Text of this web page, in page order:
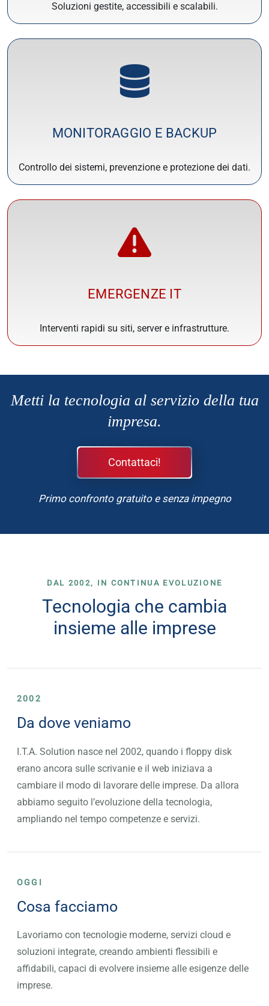
Soluzioni gestite, accessibili e scalabili.
MONITORAGGIO E BACKUP
Controllo dei sistemi, prevenzione e protezione dei dati.
EMERGENZE IT
Interventi rapidi su siti, server e infrastrutture.
Metti la tecnologia al servizio della tua
impresa.
Contattaci!
Primo confronto gratuito e senza impegno
DAL 2002, IN CONTINUA EVOLUZIONE
Tecnologia che cambia
insieme alle imprese
2002
Da dove veniamo
I.T.A. Solution nasce nel 2002, quando i floppy disk
erano ancora sulle scrivanie e il web iniziava a
cambiare il modo di lavorare delle imprese. Da allora
abbiamo seguito l’evoluzione della tecnologia,
ampliando nel tempo competenze e servizi.
OGGI
Cosa facciamo
Lavoriamo con tecnologie moderne, servizi cloud e
soluzioni integrate, creando ambienti flessibili e
affidabili, capaci di evolvere insieme alle esigenze delle
imprese.